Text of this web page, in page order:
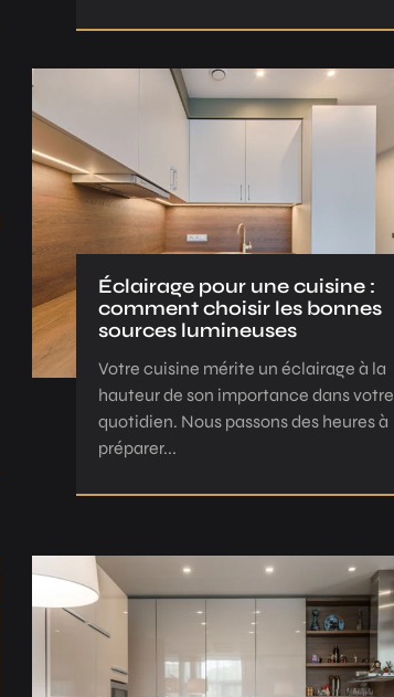
Éclairage pour une cuisine :
comment choisir les bonnes
sources lumineuses
Votre cuisine mérite un éclairage à la
hauteur de son importance dans votre
quotidien. Nous passons des heures à
préparer...